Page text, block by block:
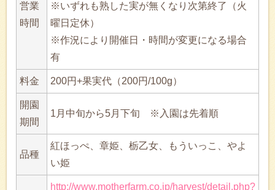
営業
時間
※いずれも熟した実が無くなり次第終了（火
曜日定休）
※作況により開催日・時間が変更になる場合
有
料金 200円+果実代（200円/100g）
開園
期間
1月中旬から5月下旬 ※入園は先着順
品種
紅ほっぺ、章姫、栃乙女、もういっこ、やよ
い姫
http://www.motherfarm.co.jp/harvest/detail.php?